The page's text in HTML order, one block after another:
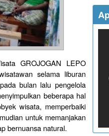
GROJOGAN LEPO
selama liburan
bulan lalu pengelola
beberapa hal
wisata, memperbaiki
untuk memanjakan
bernuansa natural.